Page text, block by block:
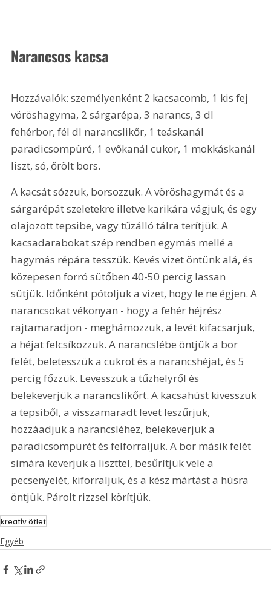
Narancsos kacsa
Hozzávalók: személyenként 2 kacsacomb, 1 kis fej
vöröshagyma, 2 sárgarépa, 3 narancs, 3 dl
fehérbor, fél dl narancslikőr, 1 teáskanál
paradicsompüré, 1 evőkanál cukor, 1 mokkáskanál
liszt, só, őrölt bors.
A kacsát sózzuk, borsozzuk. A vöröshagymát és a
sárgarépát szeletekre illetve karikára vágjuk, és egy
olajozott tepsibe, vagy tűzálló tálra terítjük. A
kacsadarabokat szép rendben egymás mellé a
hagymás répára tesszük. Kevés vizet öntünk alá, és
közepesen forró sütőben 40-50 percig lassan
sütjük. Időnként pótoljuk a vizet, hogy le ne égjen. A
narancsokat vékonyan - hogy a fehér héjrész
rajtamaradjon - meghámozzuk, a levét kifacsarjuk,
a héjat felcsíkozzuk. A narancslébe öntjük a bor
felét, beletesszük a cukrot és a narancshéjat, és 5
percig főzzük. Levesszük a tűzhelyről és
belekeverjük a narancslikőrt. A kacsahúst kivesszük
a tepsiből, a visszamaradt levet leszűrjük,
hozzáadjuk a narancsléhez, belekeverjük a
paradicsompürét és felforraljuk. A bor másik felét
simára keverjük a liszttel, besűrítjük vele a
pecsenyelét, kiforraljuk, és a kész mártást a húsra
öntjük. Párolt rizzsel körítjük.
kreatív ötlet
Egyéb